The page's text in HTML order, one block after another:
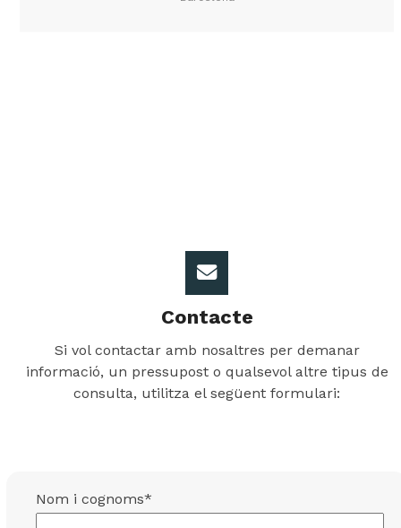
Contacte
Si vol contactar amb nosaltres per demanar
informació, un pressupost o qualsevol altre tipus de
consulta, utilitza el següent formulari:
Nom i cognoms*